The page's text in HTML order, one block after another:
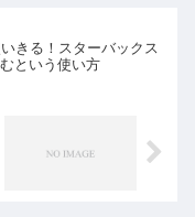
きる！スターバックス
という使い方